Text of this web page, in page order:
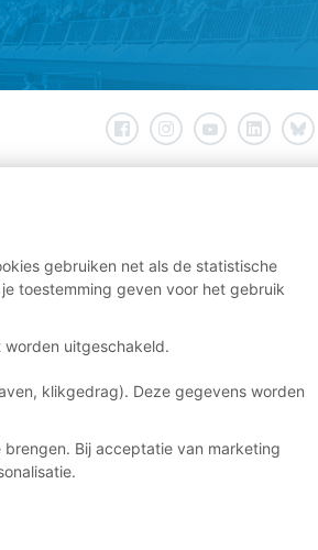
gebruiken net als de statistische
toestemming geven voor het gebruik
uitgeschakeld.
klikgedrag). Deze gegevens worden
Bij acceptatie van marketing